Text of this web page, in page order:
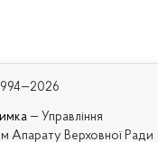
— Управління
Апарату Верховної Ради